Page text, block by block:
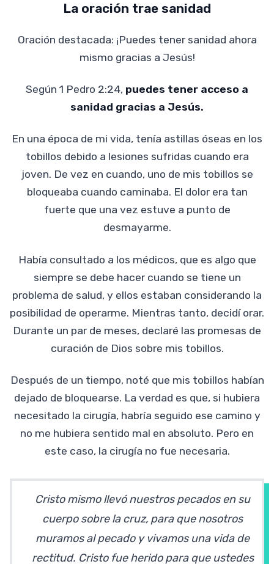
La oración trae sanidad
Oración destacada: ¡Puedes tener sanidad ahora
mismo gracias a Jesús!
Según 1 Pedro 2:24, puedes tener acceso a
sanidad gracias a Jesús.
En una época de mi vida, tenía astillas óseas en los
tobillos debido a lesiones sufridas cuando era
joven. De vez en cuando, uno de mis tobillos se
bloqueaba cuando caminaba. El dolor era tan
fuerte que una vez estuve a punto de
desmayarme.
Había consultado a los médicos, que es algo que
siempre se debe hacer cuando se tiene un
problema de salud, y ellos estaban considerando la
posibilidad de operarme. Mientras tanto, decidí orar.
Durante un par de meses, declaré las promesas de
curación de Dios sobre mis tobillos.
Después de un tiempo, noté que mis tobillos habían
dejado de bloquearse. La verdad es que, si hubiera
necesitado la cirugía, habría seguido ese camino y
no me hubiera sentido mal en absoluto. Pero en
este caso, la cirugía no fue necesaria.
Cristo mismo llevó nuestros pecados en su
cuerpo sobre la cruz, para que nosotros
muramos al pecado y vivamos una vida de
rectitud. Cristo fue herido para que ustedes